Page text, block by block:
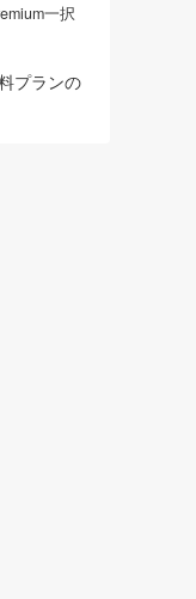
一択
プランの